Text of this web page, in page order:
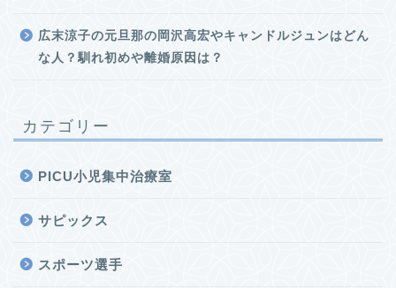
広末涼子の元旦那の岡沢高宏やキャンドルジュンはどん
な人？馴れ初めや離婚原因は？
カテゴリー
PICU小児集中治療室
サピックス
スポーツ選手